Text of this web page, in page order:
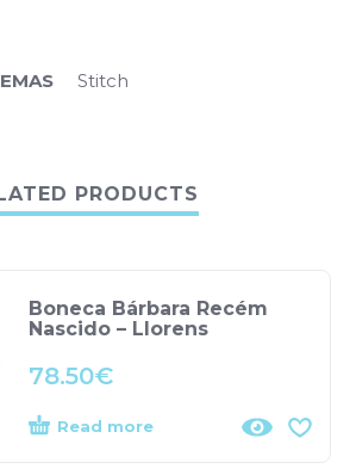
Stitch
PRODUCTS
Boneca Bárbara Recém
Nascido – Llorens
78.50€
Read more